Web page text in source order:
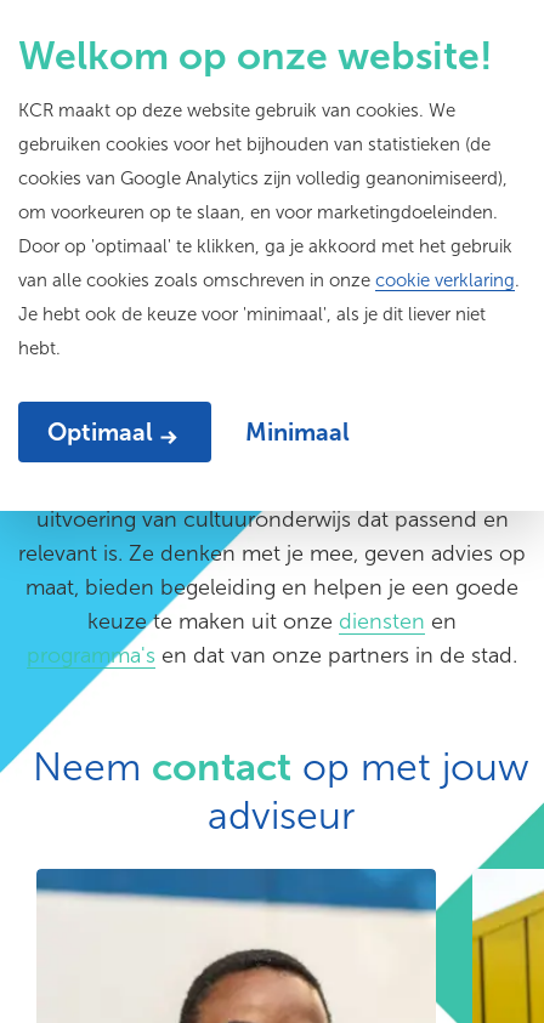
Welkom op onze website!
KCR maakt op deze website gebruik van cookies. We
gebruiken cookies voor het bijhouden van statistieken (de
cookies van Google Analytics zijn volledig geanonimiseerd),
om voorkeuren op te slaan, en voor marketingdoeleinden.
Door op 'optimaal' te klikken, ga je akkoord met het gebruik
van alle cookies zoals omschreven in onze cookie verklaring.
Je hebt ook de keuze voor 'minimaal', als je dit liever niet
hebt.
Optimaal Minimaal
Onzeadviseurs
Hoe zorg je voor goed cultuuronderwijs op je
school? Onze adviseurs cultuuronderwijs
uitvoering van cultuuronderwijs dat passend en
relevant is. Ze denken met je mee, geven advies op
maat, bieden begeleiding en helpen je een goede
keuze te maken uit onze diensten en
programma's en dat van onze partners in de stad.
Neem contact op met jouw
adviseur